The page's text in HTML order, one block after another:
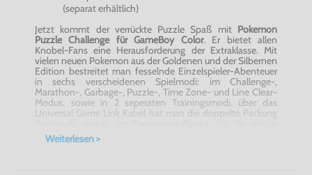
(separat erhältlich)
Jetzt kommt der verrückte Puzzle Spaß mit Pokemon
Puzzle Challenge für GameBoy Color. Er bietet allen
Knobel-Fans eine Herausforderung der Extraklasse. Mit
vielen neuen Pokemon aus der Goldenen und der Silbernen
Edition bestreitet man fesselnde Einzelspieler-Abenteuer
in sechs verscheidenen Spielmodi: im Challenge-,
Marathon-, Garbage-, Puzzle-, Time Zone- und Line Clear-
Modus, sowie in 2 seperaten Trainingsmodi. über das
Universal Game Link Kabel hat man die doppelte Packung
Spannung und heiße Duelle sorgt. Und damit nichts
ungewiß bleibt, führt der Poke-Data genau Buch über die
Weiterlesen >